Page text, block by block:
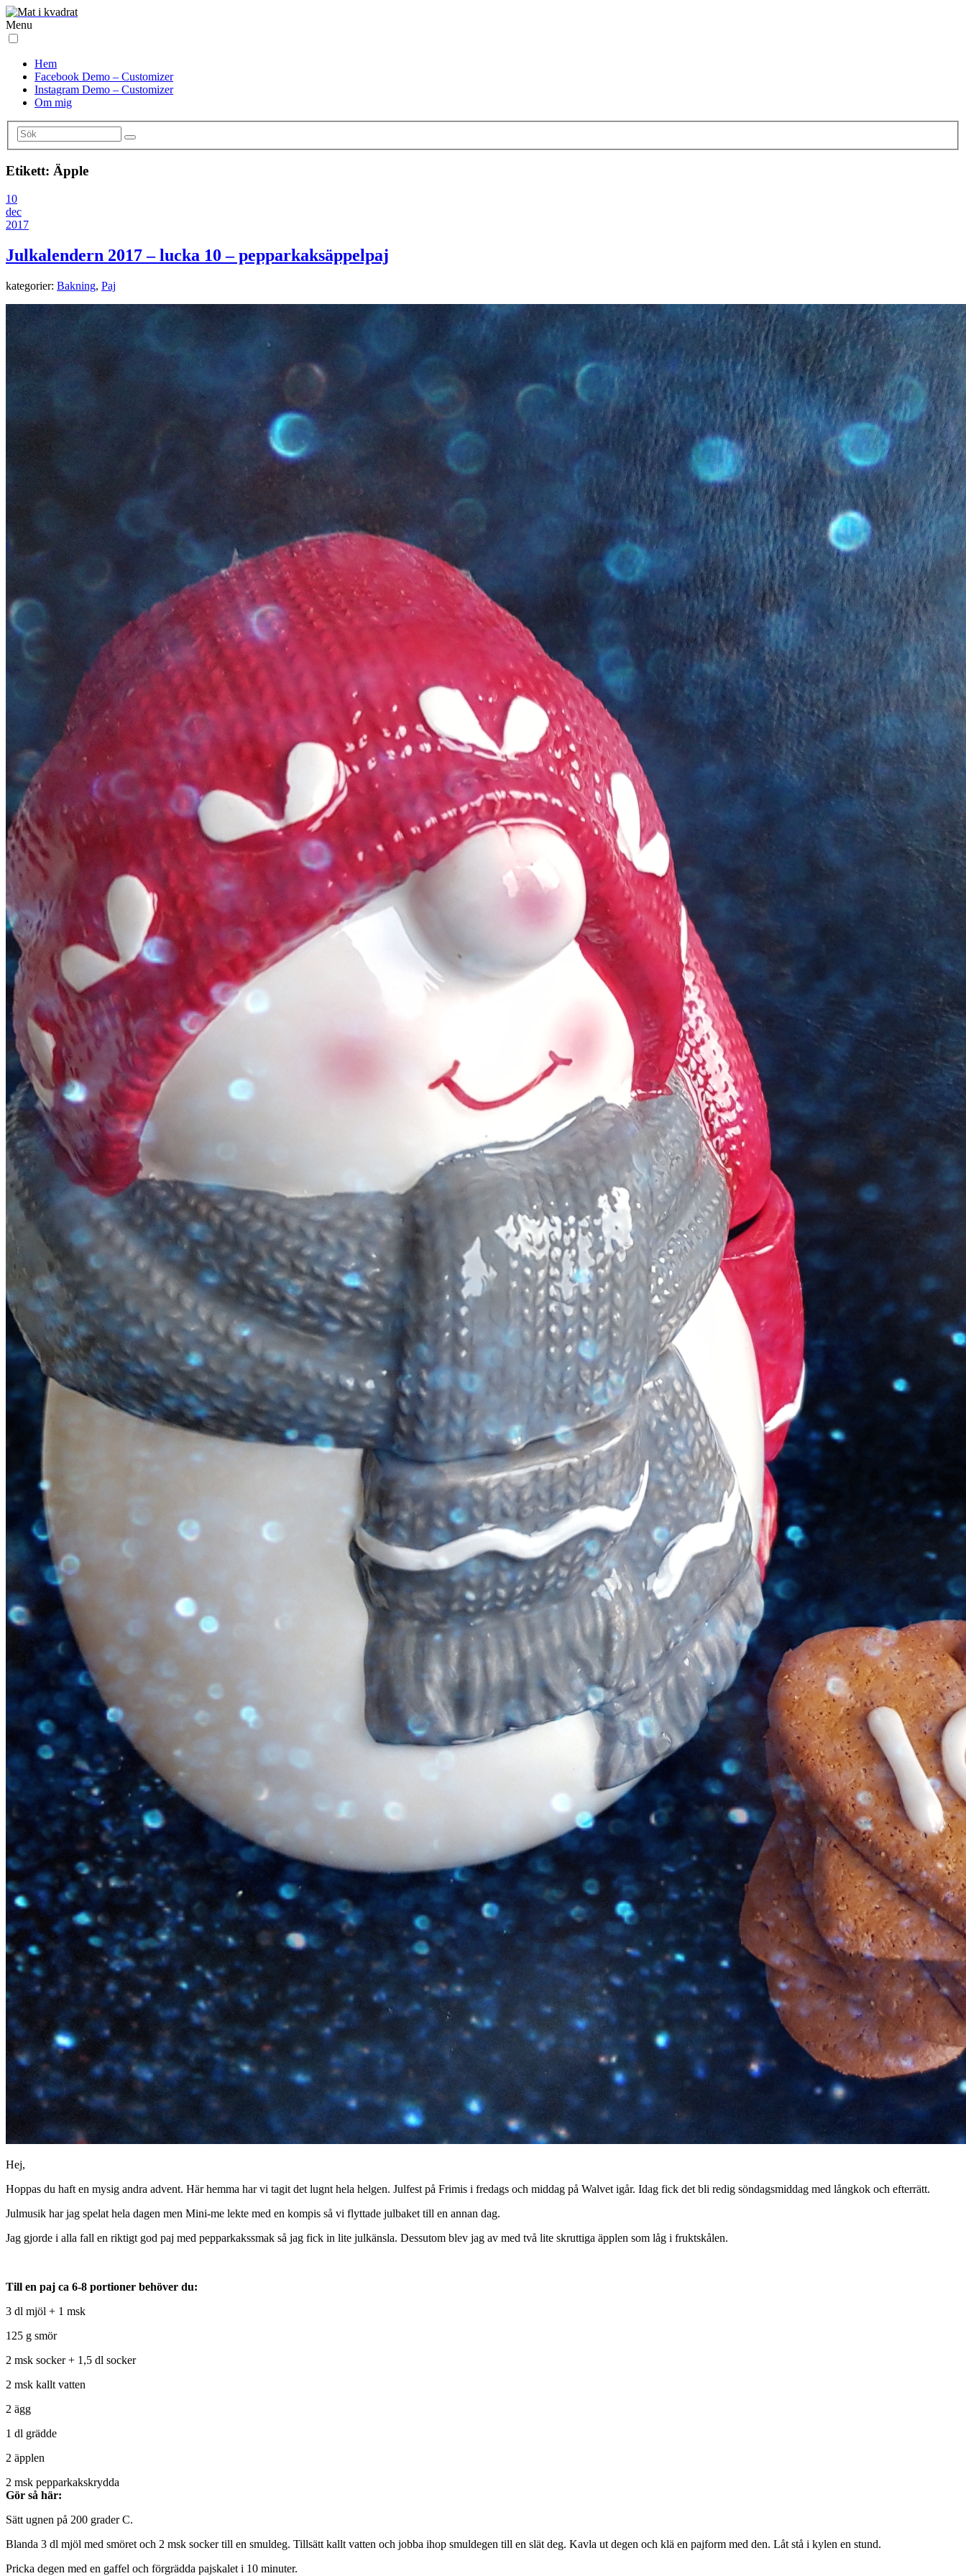
Menu
Hem
Facebook Demo – Customizer
Instagram Demo – Customizer
Om mig
Etikett: Äpple
10
dec
2017
Julkalendern 2017 – lucka 10 – pepparkaksäppelpaj
kategorier: Bakning, Paj
Hej,
Hoppas du haft en mysig andra advent. Här hemma har vi tagit det lugnt hela helgen. Julfest på Frimis i fredags och middag på Walvet igår. Idag fick det bli redig söndagsmiddag med långkok och efterrätt.
Julmusik har jag spelat hela dagen men Mini-me lekte med en kompis så vi flyttade julbaket till en annan dag.
Jag gjorde i alla fall en riktigt god paj med pepparkakssmak så jag fick in lite julkänsla. Dessutom blev jag av med två lite skruttiga äpplen som låg i fruktskålen.
Till en paj ca 6-8 portioner behöver du:
3 dl mjöl + 1 msk
125 g smör
2 msk socker + 1,5 dl socker
2 msk kallt vatten
2 ägg
1 dl grädde
2 äpplen
2 msk pepparkakskrydda
Gör så här:
Sätt ugnen på 200 grader C.
Blanda 3 dl mjöl med smöret och 2 msk socker till en smuldeg. Tillsätt kallt vatten och jobba ihop smuldegen till en slät deg. Kavla ut degen och klä en pajform med den. Låt stå i kylen en stund.
Pricka degen med en gaffel och förgrädda pajskalet i 10 minuter.